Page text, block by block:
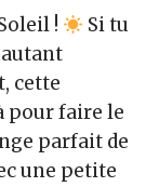
!
Si tu
cette
pour faire le
parfait de
une petite